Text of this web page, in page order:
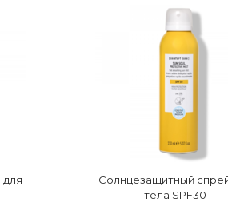
Солнцезащитный
тела SPF30